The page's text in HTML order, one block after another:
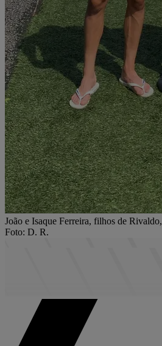
João e Isaque Ferreira, filhos de
Foto: D. R.